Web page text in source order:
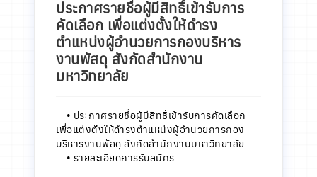
ประกาศรายชื่อผู้มีสิทธิ์เข้ารับการ
คัดเลือก เพื่อแต่งตั้งให้ดำรง
ตำแหน่งผู้อำนวยการกองบริหาร
งานพัสดุ สังกัดสำนักงาน
มหาวิทยาลัย
• ประกาศรายชื่อผู้มีสิทธิ์เข้ารับการคัดเลือก
เพื่อแต่งตั้งให้ดำรงตำแหน่งผู้อำนวยการกอง
บริหารงานพัสดุ สังกัดสำนักงานมหาวิทยาลัย
• รายละเอียดการรับสมัคร